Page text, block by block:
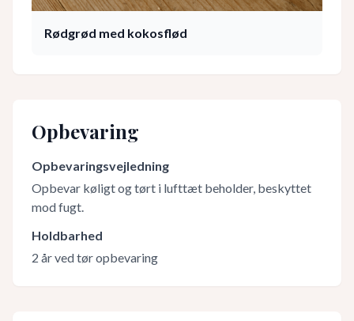
Rødgrød med kokosflød
Opbevaring
Opbevaringsvejledning
Opbevar køligt og tørt i lufttæt beholder, beskyttet
mod fugt.
Holdbarhed
2 år ved tør opbevaring